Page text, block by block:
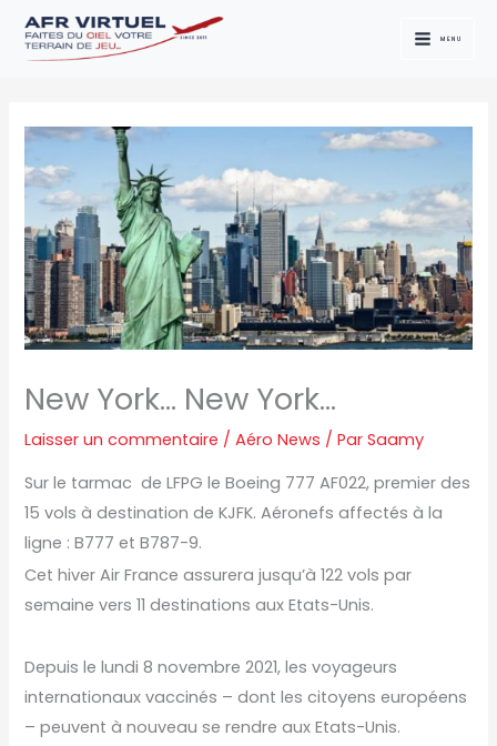
Aller
MENU
New York… New York…
Laisser un commentaire /Aéro News / ParSaamy
Sur le tarmac de LFPG le Boeing 777 AF022, premier des
15 vols à destination de KJFK. Aéronefs affectés à la
ligne : B777 et B787-9.
Cet hiver Air France assurera jusqu’à 122 vols par
semaine vers 11 destinations aux Etats-Unis.
Depuis le lundi 8 novembre 2021, les voyageurs
internationaux vaccinés – dont les citoyens européens
– peuvent à nouveau se rendre aux Etats-Unis.